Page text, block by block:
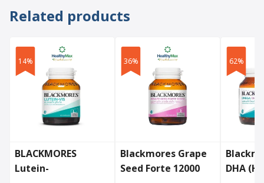
Related products
14%
BLACKMORES
Lutein-
36%
Blackmores Grape
Seed Forte 12000
62%
DHA